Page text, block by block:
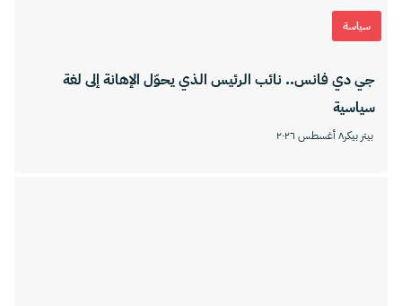
سياسة
جي دي فانس.. نائب الرئيس الذي يحوّل الإهانة إلى لغة
سياسية
بيتر بيكر٨ أغسطس ٢٠٢٦